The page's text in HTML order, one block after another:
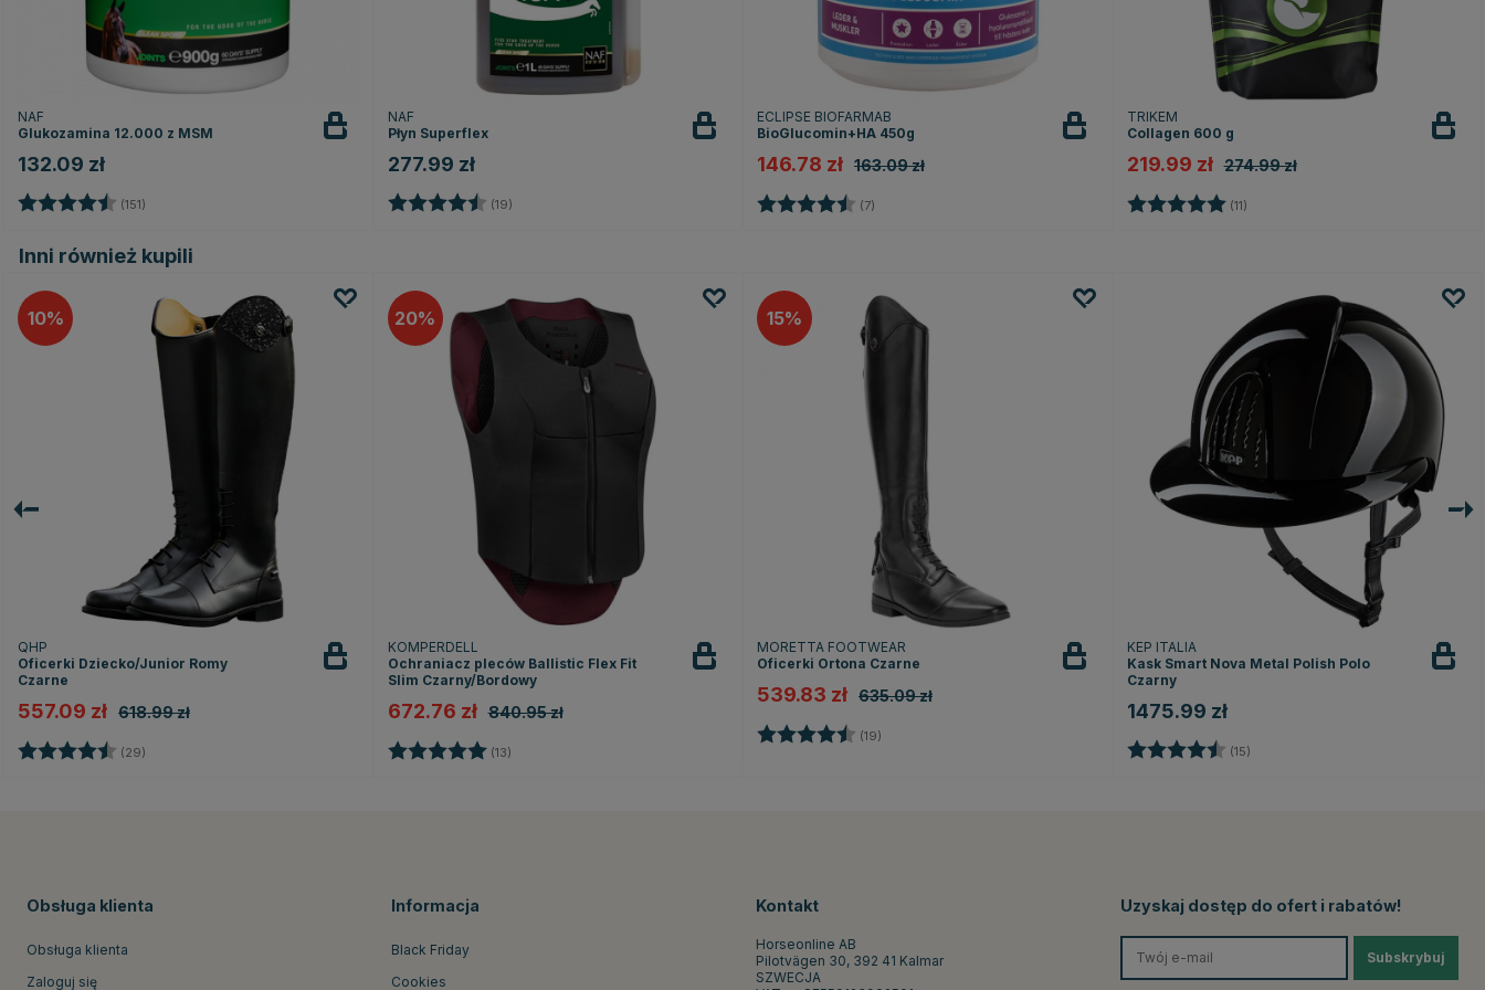
NAF
Glukozamina 12.000 z MSM
132.09 zł
Ocena: (151)
NAF
Płyn Superflex
277.99 zł
Ocena: (19)
ECLIPSE BIOFARMAB
BioGlucomin+HA 450g
146.78 zł 163.09 zł
Ocena: (7)
TRIKEM
Collagen 600 g
219.99 zł 274.99 zł
Ocena: (11)
Inni również kupili
10
QHP
Oficerki Dziecko/Junior Romy
Czarne
557.09 zł 618.99 zł
Ocena: (29)
20
KOMPERDELL
Ochraniacz pleców Ballistic Flex Fit
Slim Czarny/Bordowy
672.76 zł 840.95 zł
Ocena: (13)
15
MORETTA FOOTWEAR
Oficerki Ortona Czarne
539.83 zł 635.09 zł
Ocena: (19)
KEP ITALIA
Kask Smart Nova Metal Polish Polo
Czarny
1475.99 zł
Ocena: (15)
Obsługa klienta
Obsługa klienta
Zaloguj się
Informacja
Black Friday
Cookies
Kontakt
Horseonline AB
Pilotvägen 30, 392 41 Kalmar
SZWECJA
Uzyskaj dostęp do ofert i rabatów!
Subskrybuj